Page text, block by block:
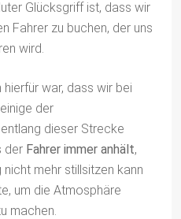
Glücksgriff ist, dass wir
Fahrer zu buchen, der uns
wird.
hierfür war, dass wir bei
der
dieser Strecke
der Fahrer immer anhält,
mehr stillsitzen kann
um die Atmosphäre
machen.